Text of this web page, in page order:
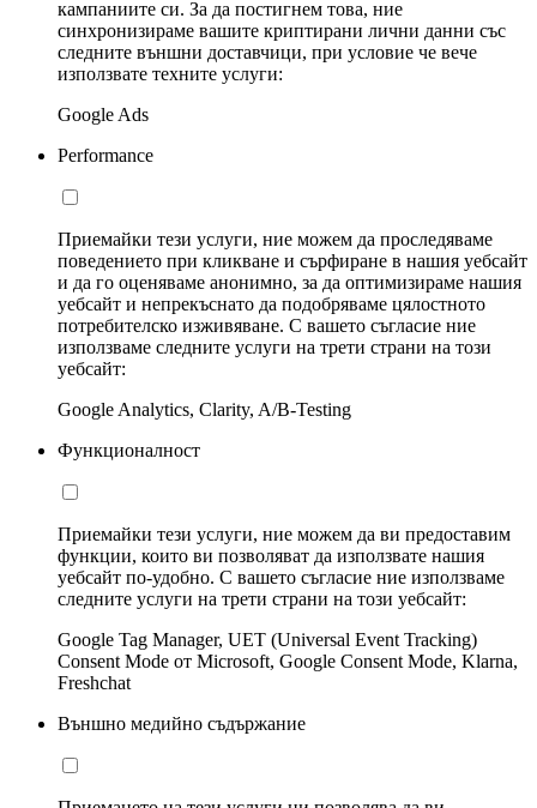
кампаниите си. За да постигнем това, ние
синхронизираме вашите криптирани лични данни със
следните външни доставчици, при условие че вече
използвате техните услуги:
Google Ads
Performance
Приемайки тези услуги, ние можем да проследяваме
поведението при кликване и сърфиране в нашия уебсайт
и да го оценяваме анонимно, за да оптимизираме нашия
уебсайт и непрекъснато да подобряваме цялостното
потребителско изживяване. С вашето съгласие ние
използваме следните услуги на трети страни на този
уебсайт:
Google Analytics, Clarity, A/B-Testing
Функционалност
Приемайки тези услуги, ние можем да ви предоставим
функции, които ви позволяват да използвате нашия
уебсайт по-удобно. С вашето съгласие ние използваме
следните услуги на трети страни на този уебсайт:
Google Tag Manager, UET (Universal Event Tracking)
Consent Mode от Microsoft, Google Consent Mode, Klarna,
Freshchat
Външно медийно съдържание